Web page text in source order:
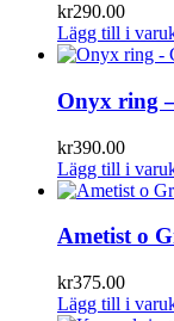
kr290.00
Lägg till i
Onyx ring
kr390.00
Lägg till i
Ametist o
kr375.00
Lägg till i